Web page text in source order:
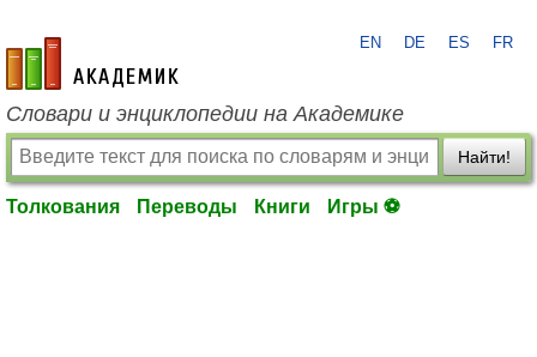
academic.ru
EN DE ES FR
Словари и энциклопедии на Академике
Найти!
Толкования Переводы Книги Игры ⚽